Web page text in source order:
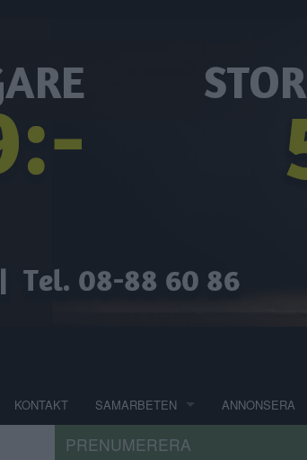
KONTAKT SAMARBETEN ANNONSERA
PRENUMERERA